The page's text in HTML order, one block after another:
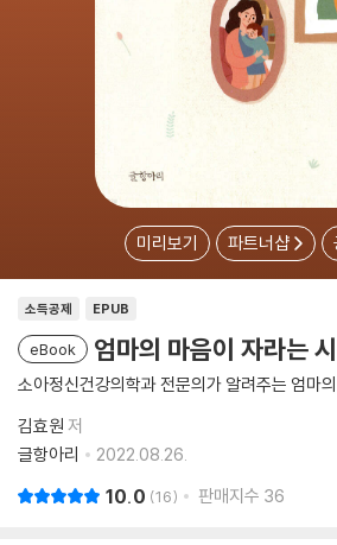
미리보기 파트너샵
소득공제 EPUB
eBook 엄마의 마음이 자라는
소아정신건강의학과 전문의가 알려주는 엄마
김효원 저
글항아리
2022.08.26.
10.0 16 판매지수 36